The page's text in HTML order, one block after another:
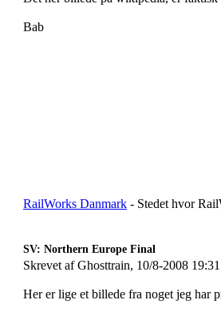
Bab
RailWorks Danmark - Stedet hvor
SV: Northern Europe Final
Skrevet af Ghosttrain, 10/8-2008
Her er lige et billede fra noget jeg har